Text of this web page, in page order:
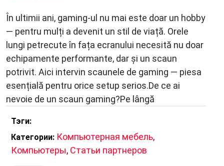
În ultimii ani, gaming-ul nu mai este doar un hobby
— pentru mulți a devenit un stil de viață. Orele
lungi petrecute în fața ecranului necesită nu doar
echipamente performante, dar și un scaun
potrivit. Aici intervin scaunele de gaming — piesa
esențială pentru orice setup serios.De ce ai
nevoie de un scaun gaming?Pe lângă
Тэги:
Категории: Компьютерная мебель,
Компьютеры, Статьи партнеров